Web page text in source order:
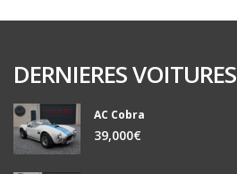
DERNIERES VOITURES
AC Cobra
39,000€